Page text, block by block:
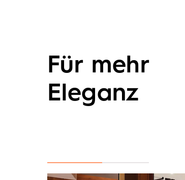
Für mehr
Eleganz